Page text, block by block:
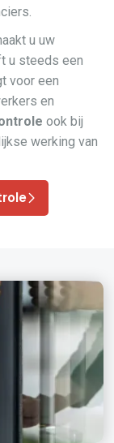
u uw
u steeds een
voor een
en
ook bij
werking van